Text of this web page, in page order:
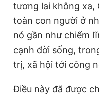
tương lai không xa,
toàn con người ở
nó gần như chiếm
cạnh đời sống,
trị, xã hội tới công
Điều này đã được